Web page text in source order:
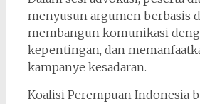
menyusun argumen berbasis
membangun komunikasi
kepentingan, dan
kampanye kesadaran.
Koalisi Perempuan Indonesia